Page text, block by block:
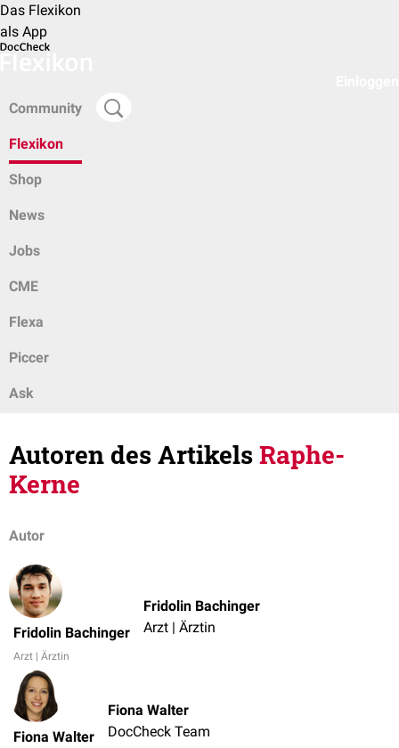
Das Flexikon
als App
Community
Flexikon
Shop
News
Jobs
CME
Flexa
Piccer
Ask
Autoren des ArtikelsRaphe-
Kerne
Autor
Fridolin Bachinger
Arzt | Ärztin
Fridolin Bachinger
Arzt | Ärztin
Fiona Walter
Fiona Walter
DocCheck Team